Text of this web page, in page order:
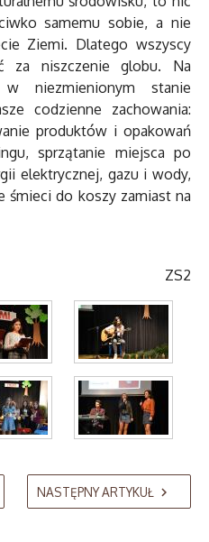
samemu sobie, a nie
Ziemi. Dlatego wszyscy
za niszczenie globu. Na
w niezmienionym stanie
codzienne zachowania:
produktów i opakowań
sprzątanie miejsca po
elektrycznej, gazu i wody,
śmieci do koszy zamiast na
ZS2
Kekeljevic.NASTĘPNY ARTYKUŁ